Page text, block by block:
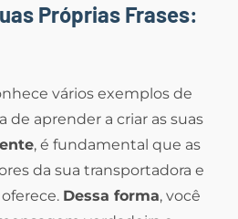
Próprias Frases:
vários exemplos de
de aprender a criar as suas
, é fundamental que as
da sua transportadora e
Dessa forma, você